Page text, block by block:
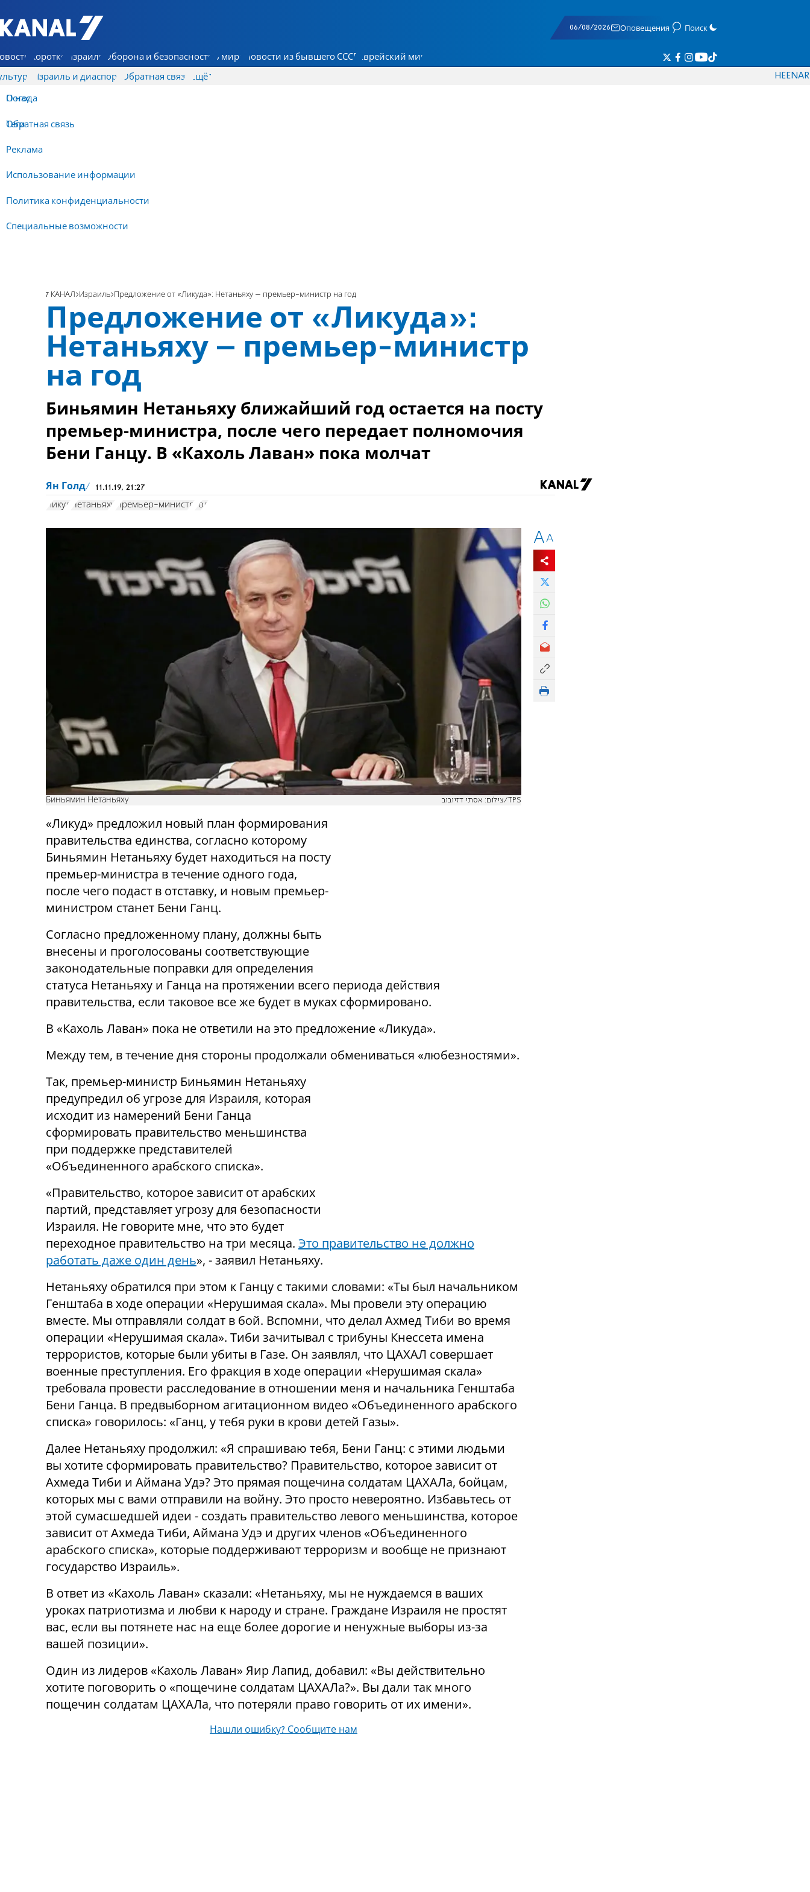
7 КАНАЛ - Аруц Шева
06/08/2026 Оповещения Поиск
Коротко Израиль Оборона и безопасность В мире Новости из бывшего СССР Еврейский мир
Израиль и диаспора Обратная связь
О нас
Обратная связь
Реклама
Использование информации
Политика конфиденциальности
Специальные возможности
Ещё
Погода
Теги
HEENAR
7 КАНАЛ Израиль Предложение от «Ликуда»: Нетаньяху – премьер-министр на год
Предложение от «Ликуда»:
Нетаньяху – премьер-министр
на год
Биньямин Нетаньяху ближайший год остается на посту
премьер-министра, после чего передает полномочия
Бени Ганцу. В «Кахоль Лаван» пока молчат
Ян Голд 11.11.19, 21:27
Ликуд Нетаньяху Премьер-министр год
Биньямин Нетаньяху צילום: אסתי דזיובוב/TPS
«Ликуд» предложил новый план формирования
правительства единства, согласно которому
Биньямин Нетаньяху будет находиться на посту
премьер-министра в течение одного года,
после чего подаст в отставку, и новым премьер-
министром станет Бени Ганц.
Согласно предложенному плану, должны быть
внесены и проголосованы соответствующие
законодательные поправки для определения
статуса Нетаньяху и Ганца на протяжении всего периода действия
правительства, если таковое все же будет в муках сформировано.
В «Кахоль Лаван» пока не ответили на это предложение «Ликуда».
Между тем, в течение дня стороны продолжали обмениваться «любезностями».
Так, премьер-министр Биньямин Нетаньяху
предупредил об угрозе для Израиля, которая
исходит из намерений Бени Ганца
сформировать правительство меньшинства
при поддержке представителей
«Объединенного арабского списка».
«Правительство, которое зависит от арабских
партий, представляет угрозу для безопасности
Израиля. Не говорите мне, что это будет
переходное правительство на три месяца. Это правительство не должно
работать даже один день», - заявил Нетаньяху.
Нетаньяху обратился при этом к Ганцу с такими словами: «Ты был начальником
Генштаба в ходе операции «Нерушимая скала». Мы провели эту операцию
вместе. Мы отправляли солдат в бой. Вспомни, что делал Ахмед Тиби во время
операции «Нерушимая скала». Тиби зачитывал с трибуны Кнессета имена
террористов, которые были убиты в Газе. Он заявлял, что ЦАХАЛ совершает
военные преступления. Его фракция в ходе операции «Нерушимая скала»
требовала провести расследование в отношении меня и начальника Генштаба
Бени Ганца. В предвыборном агитационном видео «Объединенного арабского
списка» говорилось: «Ганц, у тебя руки в крови детей Газы».
Далее Нетаньяху продолжил: «Я спрашиваю тебя, Бени Ганц: с этими людьми
вы хотите сформировать правительство? Правительство, которое зависит от
Ахмеда Тиби и Аймана Удэ? Это прямая пощечина солдатам ЦАХАЛа, бойцам,
которых мы с вами отправили на войну. Это просто невероятно. Избавьтесь от
этой сумасшедшей идеи - создать правительство левого меньшинства, которое
зависит от Ахмеда Тиби, Аймана Удэ и других членов «Объединенного
арабского списка», которые поддерживают терроризм и вообще не признают
государство Израиль».
В ответ из «Кахоль Лаван» сказали: «Нетаньяху, мы не нуждаемся в ваших
уроках патриотизма и любви к народу и стране. Граждане Израиля не простят
вас, если вы потянете нас на еще более дорогие и ненужные выборы из-за
вашей позиции».
Один из лидеров «Кахоль Лаван» Яир Лапид, добавил: «Вы действительно
хотите поговорить о «пощечине солдатам ЦАХАЛа?». Вы дали так много
пощечин солдатам ЦАХАЛа, что потеряли право говорить от их имени».
Нашли ошибку? Сообщите нам
AA